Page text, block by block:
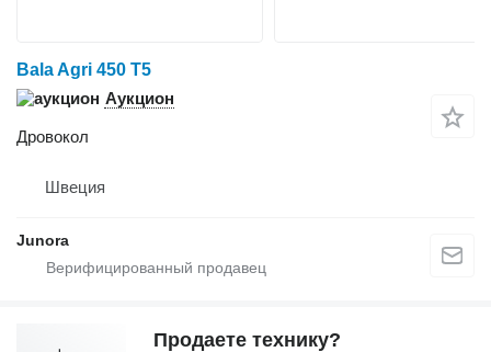
Bala Agri 450 T5
Аукцион
Дровокол
Швеция
Junora
Продаете технику?